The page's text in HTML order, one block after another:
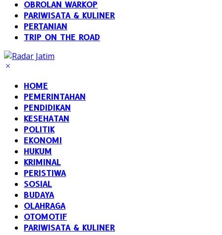
OBROLAN WARKOP
PARIWISATA & KULINER
PERTANIAN
TRIP ON THE ROAD
HOME
PEMERINTAHAN
PENDIDIKAN
KESEHATAN
POLITIK
EKONOMI
HUKUM
KRIMINAL
PERISTIWA
SOSIAL
BUDAYA
OLAHRAGA
OTOMOTIF
PARIWISATA & KULINER